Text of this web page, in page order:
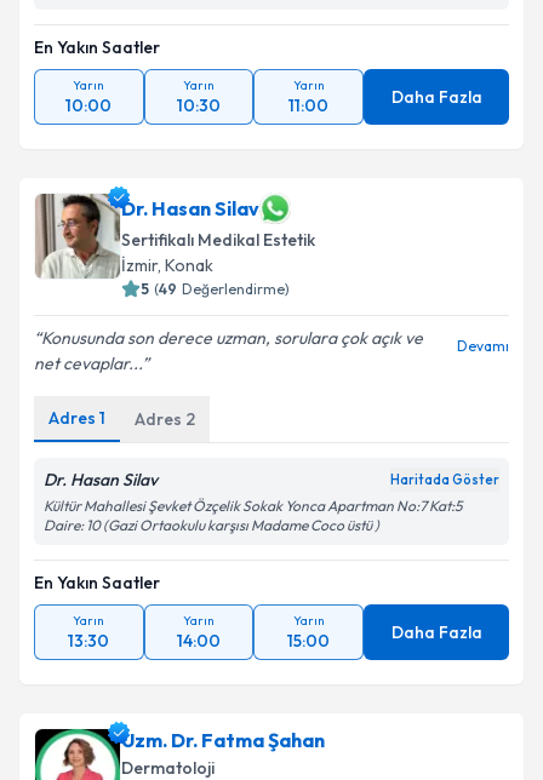
En Yakın Saatler
Yarın
10:00
Yarın
10:30
Yarın
11:00 Daha Fazla
Dr. Hasan Silav
Sertifikalı Medikal Estetik
İzmir, Konak
5 (49 Değerlendirme)
Konusunda son derece uzman, sorulara çok açık ve
net cevaplar...
Devamı
Adres 1 Adres 2
Dr. Hasan Silav Haritada Göster
Kültür Mahallesi Şevket Özçelik Sokak Yonca Apartman No:7 Kat:5
Daire: 10 (Gazi Ortaokulu karşısı Madame Coco üstü )
En Yakın Saatler
Yarın
13:30
Yarın
14:00
Yarın
15:00 Daha Fazla
Uzm. Dr. Fatma Şahan
Dermatoloji